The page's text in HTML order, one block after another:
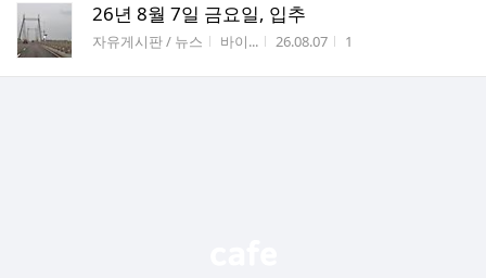
26년 8월 7일 금요일, 입추
게시판명
자유게시판 / 뉴스 작성자
바이... 작성시간
26.08.07 조회수
1